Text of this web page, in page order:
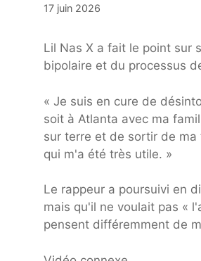
17 juin 2026
Lil Nas X a fait le point sur
bipolaire et du processus
« Je suis en cure de
soit à Atlanta avec ma
sur terre et de sortir de
qui m'a été très utile. »
Le rappeur a poursuivi en
mais qu'il ne voulait pas «
pensent différemment de